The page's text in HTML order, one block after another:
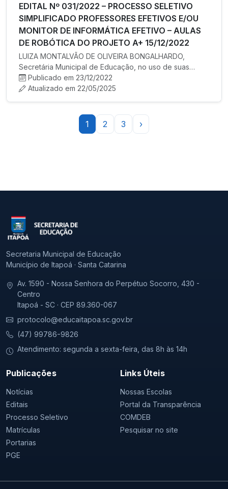
EDITAL Nº 031/2022 – PROCESSO SELETIVO
SIMPLIFICADO PROFESSORES EFETIVOS E/OU
MONITOR DE INFORMÁTICA EFETIVO – AULAS
DE ROBÓTICA DO PROJETO A+ 15/12/2022
LUIZA MONTALVÃO DE OLIVEIRA BONGALHARDO,
Secretária Municipal de Educação, no uso de suas
atribuições legais, torna públ…
Publicado em 23/12/2022
Atualizado em 22/05/2025
1 2 3 ›
Secretaria Municipal de Educação
Município de Itapoá · Santa Catarina
Av. 1590 - Nossa Senhora do Perpétuo Socorro, 430 -
Centro
Itapoá - SC · CEP 89.360-067
protocolo@educaitapoa.sc.gov.br
(47) 99786-9826
Atendimento: segunda a sexta-feira, das 8h às 14h
Publicações
Notícias
Editais
Processo Seletivo
Matrículas
Portarias
PGE
Links Úteis
Nossas Escolas
Portal da Transparência
COMDEB
Pesquisar no site